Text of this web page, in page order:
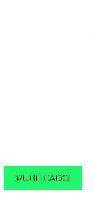
PUBLICADO